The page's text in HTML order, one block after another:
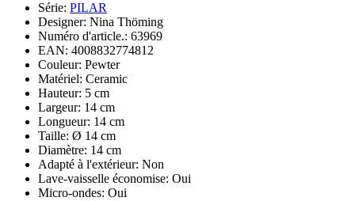
Série: PILAR
Designer: Nina Thöming
Numéro d'article.: 63969
EAN: 4008832774812
Couleur: Pewter
Matériel: Ceramic
Hauteur: 5 cm
Largeur: 14 cm
Longueur: 14 cm
Taille: Ø 14 cm
Diamètre: 14 cm
Adapté à l'extérieur: Non
Lave-vaisselle économise: Oui
Micro-ondes: Oui